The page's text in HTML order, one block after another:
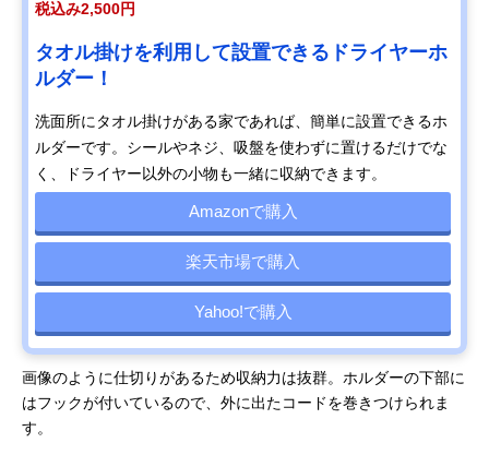
税込み2,500円
タオル掛けを利用して設置できるドライヤーホ
ルダー！
洗面所にタオル掛けがある家であれば、簡単に設置できるホ
ルダーです。シールやネジ、吸盤を使わずに置けるだけでな
く、ドライヤー以外の小物も一緒に収納できます。
Amazonで購入
楽天市場で購入
Yahoo!で購入
画像のように仕切りがあるため収納力は抜群。ホルダーの下部に
はフックが付いているので、外に出たコードを巻きつけられま
す。